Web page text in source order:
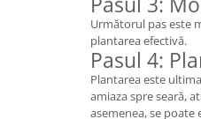
Următorul pas este
plantarea efectivă.
Pasul 4:
Plantarea este
amiaza spre seară,
asemenea, se